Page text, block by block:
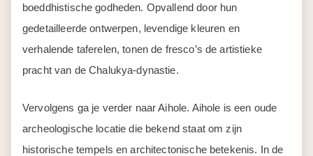
boeddhistische godheden. Opvallend door hun
gedetailleerde ontwerpen, levendige kleuren en
verhalende taferelen, tonen de fresco’s de artistieke
pracht van de Chalukya-dynastie.
Vervolgens ga je verder naar Aihole. Aihole is een oude
archeologische locatie die bekend staat om zijn
historische tempels en architectonische betekenis. In de